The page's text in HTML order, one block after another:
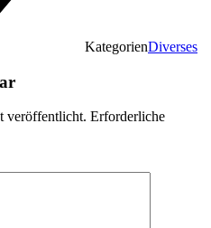
KategorienDiverses
veröffentlicht. Erforderliche